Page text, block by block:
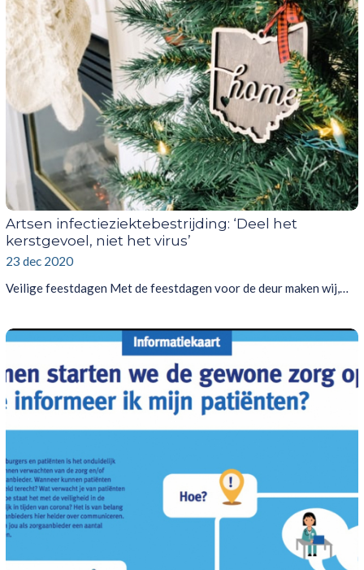
Artsen infectieziektebestrijding: ‘Deel het
kerstgevoel, niet het virus’
23 dec 2020
Veilige feestdagen Met de feestdagen voor de deur maken wij,…